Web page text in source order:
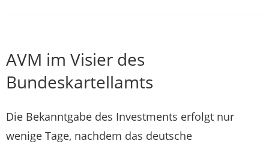
AVM im Visier des
Bundeskartellamts
Die Bekanntgabe des Investments erfolgt nur
wenige Tage, nachdem das deutsche